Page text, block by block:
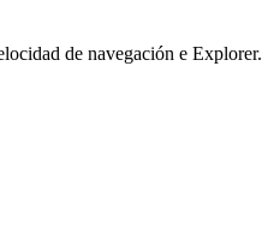
de navegación e Explorer.